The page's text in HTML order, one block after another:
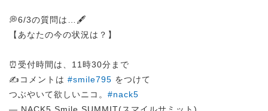
💭6/3の質問は…🖋️
【あなたの今の状況は？】
⏰受付時間は、11時30分まで
✍️コメントは #smile795 をつけて
つぶやいて欲しいニコ。 #nack5
— NACK5 Smile SUMMIT(スマイルサミット)